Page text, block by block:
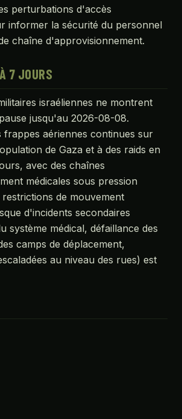
perturbations d'accès
informer la sécurité du personnel
chaîne d'approvisionnement.
7 JOURS
israéliennes ne montrent
jusqu'au 2026-08-08.
frappes aériennes continues sur
de Gaza et à des raids en
avec des chaînes
médicales sous pression
de mouvement
d'incidents secondaires
système médical, défaillance des
camps de déplacement,
au niveau des rues) est